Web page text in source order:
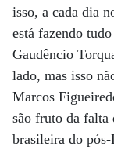
isso, a cada dia
está fazendo
Gaudêncio
lado, mas isso
Marcos
são fruto da falta
brasileira do